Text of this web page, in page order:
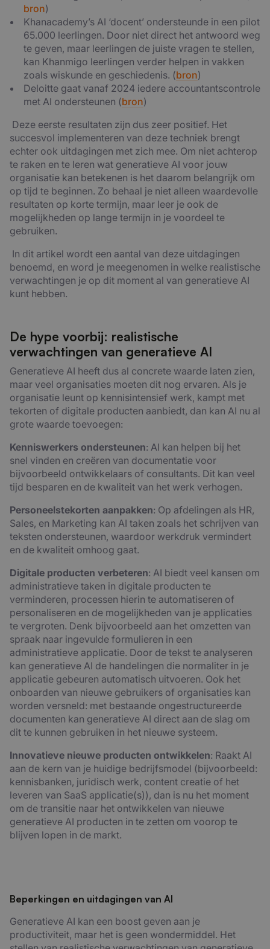
bron)
Khanacademy’s AI ‘docent’ ondersteunde in een pilot
65.000 leerlingen. Door niet direct het antwoord weg
te geven, maar leerlingen de juiste vragen te stellen,
kan Khanmigo leerlingen verder helpen in vakken
zoals wiskunde en geschiedenis. (bron)
Deloitte gaat vanaf 2024 iedere accountantscontrole
met AI ondersteunen (bron)
Deze eerste resultaten zijn dus zeer positief. Het
succesvol implementeren van deze techniek brengt
echter ook uitdagingen met zich mee. Om niet achterop
te raken en te leren wat generatieve AI voor jouw
organisatie kan betekenen is het daarom belangrijk om
op tijd te beginnen. Zo behaal je niet alleen waardevolle
resultaten op korte termijn, maar leer je ook de
mogelijkheden op lange termijn in je voordeel te
gebruiken.
In dit artikel wordt een aantal van deze uitdagingen
benoemd, en word je meegenomen in welke realistische
verwachtingen je op dit moment al van generatieve AI
kunt hebben.
De hype voorbij: realistische
verwachtingen van generatieve AI
Generatieve AI heeft dus al concrete waarde laten zien,
maar veel organisaties moeten dit nog ervaren. Als je
organisatie leunt op kennisintensief werk, kampt met
tekorten of digitale producten aanbiedt, dan kan AI nu al
grote waarde toevoegen:
Kenniswerkers ondersteunen: AI kan helpen bij het
snel vinden en creëren van documentatie voor
bijvoorbeeld ontwikkelaars of consultants. Dit kan veel
tijd besparen en de kwaliteit van het werk verhogen.
Personeelstekorten aanpakken: Op afdelingen als HR,
Sales, en Marketing kan AI taken zoals het schrijven van
teksten ondersteunen, waardoor werkdruk vermindert
en de kwaliteit omhoog gaat.
Digitale producten verbeteren: AI biedt veel kansen om
administratieve taken in digitale producten te
verminderen, processen hierin te automatiseren of
personaliseren en de mogelijkheden van je applicaties
te vergroten. Denk bijvoorbeeld aan het omzetten van
spraak naar ingevulde formulieren in een
administratieve applicatie. Door de tekst te analyseren
kan generatieve AI de handelingen die normaliter in je
applicatie gebeuren automatisch uitvoeren. Ook het
onboarden van nieuwe gebruikers of organisaties kan
worden versneld: met bestaande ongestructureerde
documenten kan generatieve AI direct aan de slag om
dit te kunnen gebruiken in het nieuwe systeem.
Innovatieve nieuwe producten ontwikkelen: Raakt AI
aan de kern van je huidige bedrijfsmodel (bijvoorbeeld:
kennisbanken, juridisch werk, content creatie of het
leveren van SaaS applicatie(s)), dan is nu het moment
om de transitie naar het ontwikkelen van nieuwe
generatieve AI producten in te zetten om voorop te
blijven lopen in de markt.
Beperkingen en uitdagingen van AI
Generatieve AI kan een boost geven aan je
productiviteit, maar het is geen wondermiddel. Het